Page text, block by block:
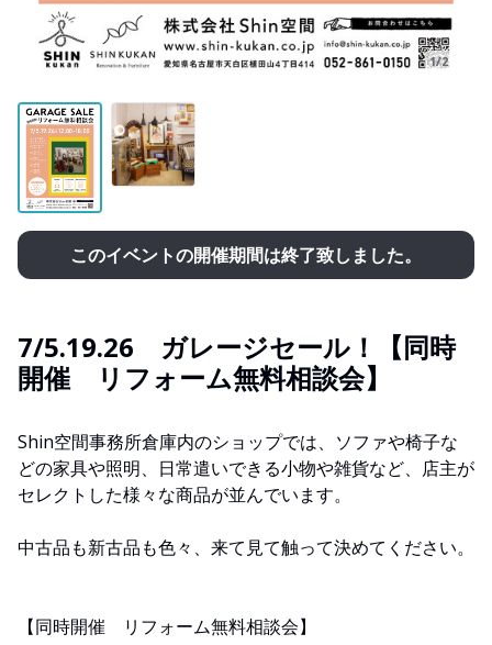
1/2
このイベントの開催期間は終了致しました。
7/5.19.26 ガレージセール！【同時
開催 リフォーム無料相談会】
Shin空間事務所倉庫内のショップでは、ソファや椅子な
どの家具や照明、日常遣いできる小物や雑貨など、店主が
セレクトした様々な商品が並んでいます。
中古品も新古品も色々、来て見て触って決めてください。
【同時開催 リフォーム無料相談会】